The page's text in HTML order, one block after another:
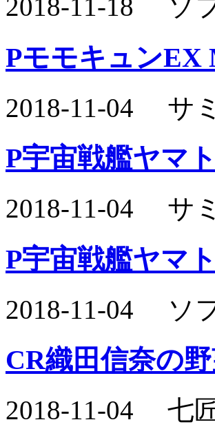
2018-11-18 ソ
PモモキュンEX
2018-11-04 サ
P宇宙戦艦ヤマ
2018-11-04 サ
P宇宙戦艦ヤマ
2018-11-04 ソ
CR織田信奈の
2018-11-04 七